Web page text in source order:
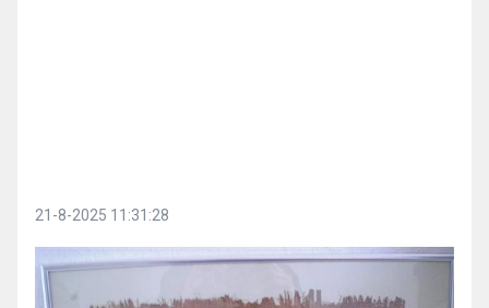
21-8-2025 11:31:28